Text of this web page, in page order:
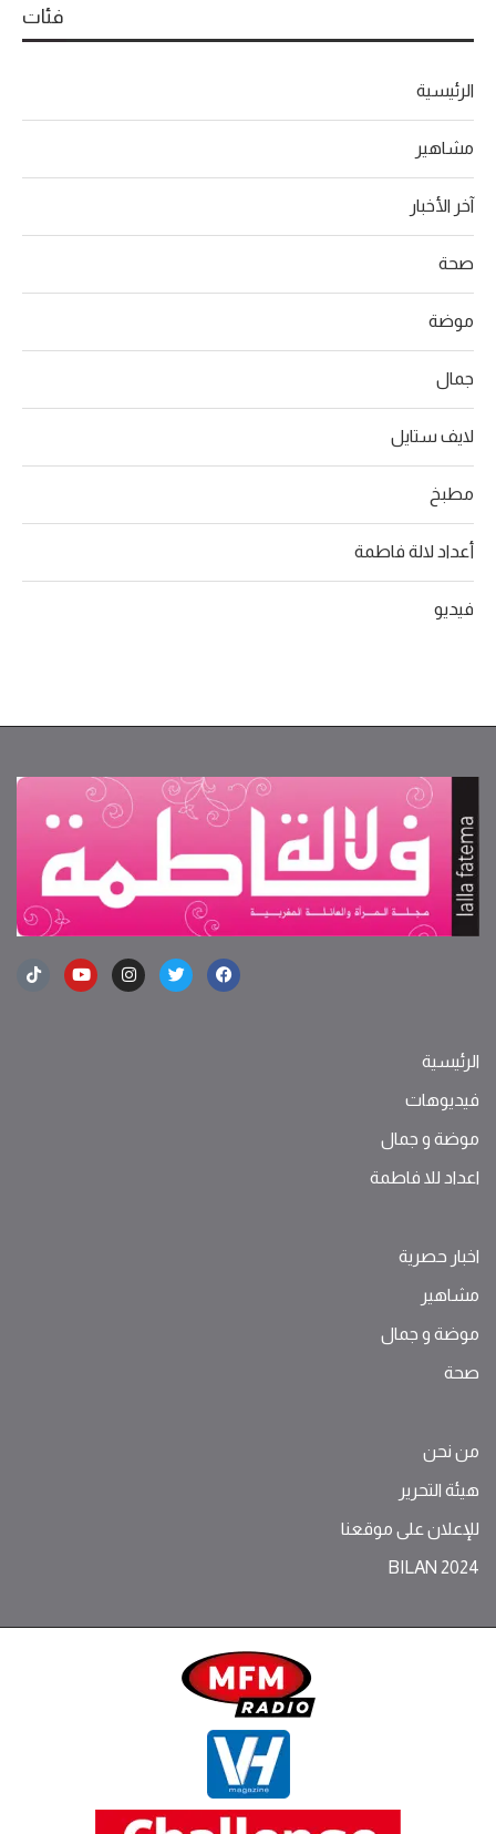
فئات
الرئيسية
مشاهير
آخر الأخبار
صحة
موضة
جمال
لايف ستايل
مطبخ
أعداد لالة فاطمة
فيديو
الرئيسية
فيديوهات
موضة ‫و‬ ‫‬‫جمال‬
اعداد للا فاطمة
اخبار حصرية
مشاهير
موضة ‫و‬ ‫‬‫جمال‬
صحة
من نحن
هيئة التحرير
للإعلان على موقعنا
BILAN 2024